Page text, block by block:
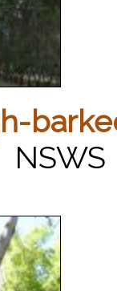
NSWS